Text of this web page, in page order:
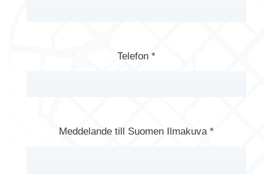
Telefon *
Meddelande till Suomen Ilmakuva *